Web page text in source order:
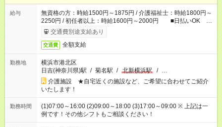
給与
無資格の方：時給1500円～1875円 / 介護福祉士：時給1800円～
2250円 / 初任者以上：時給1600円～2000円 ■日払いOK ■
日収例：1万2000円（時給1500円×8h）
交通費別途支給あり
交通費 全額支給
勤務地
横浜市港北区
日吉(神奈川県)駅 / 菊名駅 / 北新横浜駅 / …
介護施設 ★自宅近くの施設など、ご希望に合わせてご紹介
いたします！
勤務時間
(1)07:00～16:00 (2)09:00～18:00 (3)17:00～09:00 ※ 上記は一
例です！その他シフトもご相談ください！